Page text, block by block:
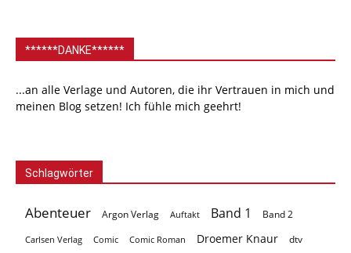
******DANKE******
...an alle Verlage und Autoren, die ihr Vertrauen in mich und
meinen Blog setzen! Ich fühle mich geehrt!
Schlagwörter
Abenteuer Argon Verlag Auftakt Band 1 Band 2
Carlsen Verlag Comic Comic Roman Droemer Knaur dtv